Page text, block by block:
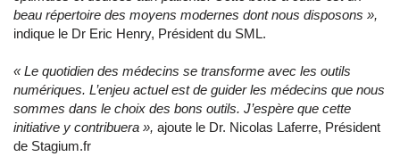
beau répertoire des moyens modernes dont nous disposons »,
indique le Dr Eric Henry, Président du SML.
« Le quotidien des médecins se transforme avec les outils
numériques. L’enjeu actuel est de guider les médecins que nous
sommes dans le choix des bons outils. J’espère que cette
initiative y contribuera », ajoute le Dr. Nicolas Laferre, Président
de Stagium.fr